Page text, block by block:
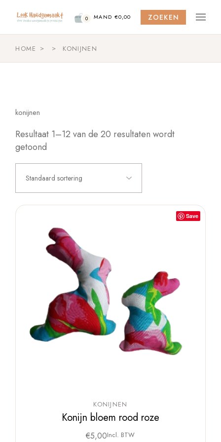
content
0 MAND €0,00 ZOEKEN
HOME KONIJNEN
konijnen
Resultaat 1–12 van de 20 resultaten wordt
getoond
Standaard sortering
Save
KONIJNEN
Konijn bloem rood roze
€5,00Incl. BTW